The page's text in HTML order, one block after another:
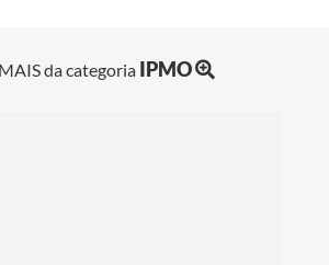
da categoria IPMO